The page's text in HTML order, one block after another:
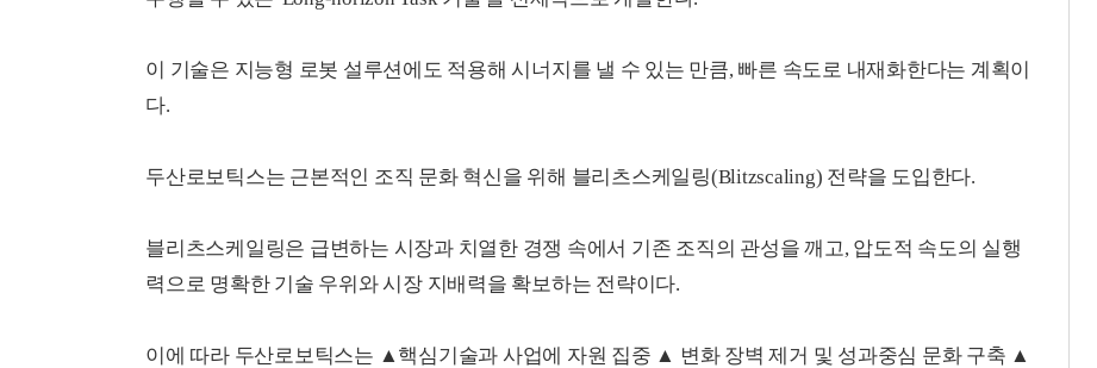
이 기술은 지능형 로봇 설루션에도 적용해 시너지를 낼 수 있는 만큼, 빠른 속도로 내재화한다는 계획이
다.
두산로보틱스는 근본적인 조직 문화 혁신을 위해 블리츠스케일링(Blitzscaling) 전략을 도입한다.
블리츠스케일링은 급변하는 시장과 치열한 경쟁 속에서 기존 조직의 관성을 깨고, 압도적 속도의 실행
력으로 명확한 기술 우위와 시장 지배력을 확보하는 전략이다.
이에 따라 두산로보틱스는 ▲핵심기술과 사업에 자원 집중 ▲ 변화 장벽 제거 및 성과중심 문화 구축 ▲